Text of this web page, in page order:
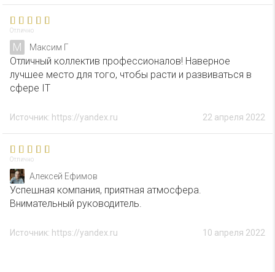
Отлично
М Максим Г
Отличный коллектив профессионалов! Наверное
лучшее место для того, чтобы расти и развиваться в
сфере IT
22 апреля 2022
Источник: https://yandex.ru
Отлично
Алексей Ефимов
Успешная компания, приятная атмосфера.
Внимательный руководитель.
10 апреля 2022
Источник: https://yandex.ru